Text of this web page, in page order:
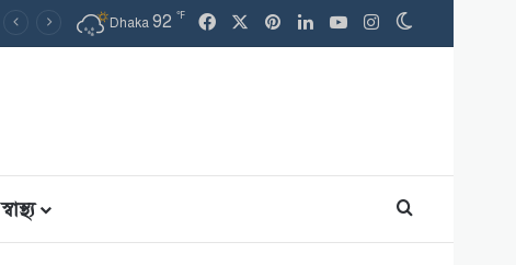
Dhaka 92 ℉ Facebook PinterestLinkedInYouTubeInstagram
স্বাস্থ্য Search for